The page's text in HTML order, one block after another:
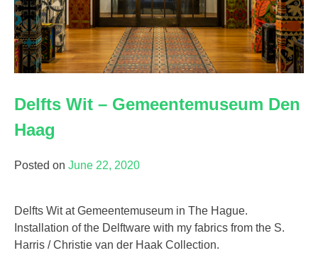
Delfts Wit – Gemeentemuseum Den
Haag
Posted on June 22, 2020
Delfts Wit at Gemeentemuseum in The Hague.
Installation of the Delftware with my fabrics from the S.
Harris / Christie van der Haak Collection.